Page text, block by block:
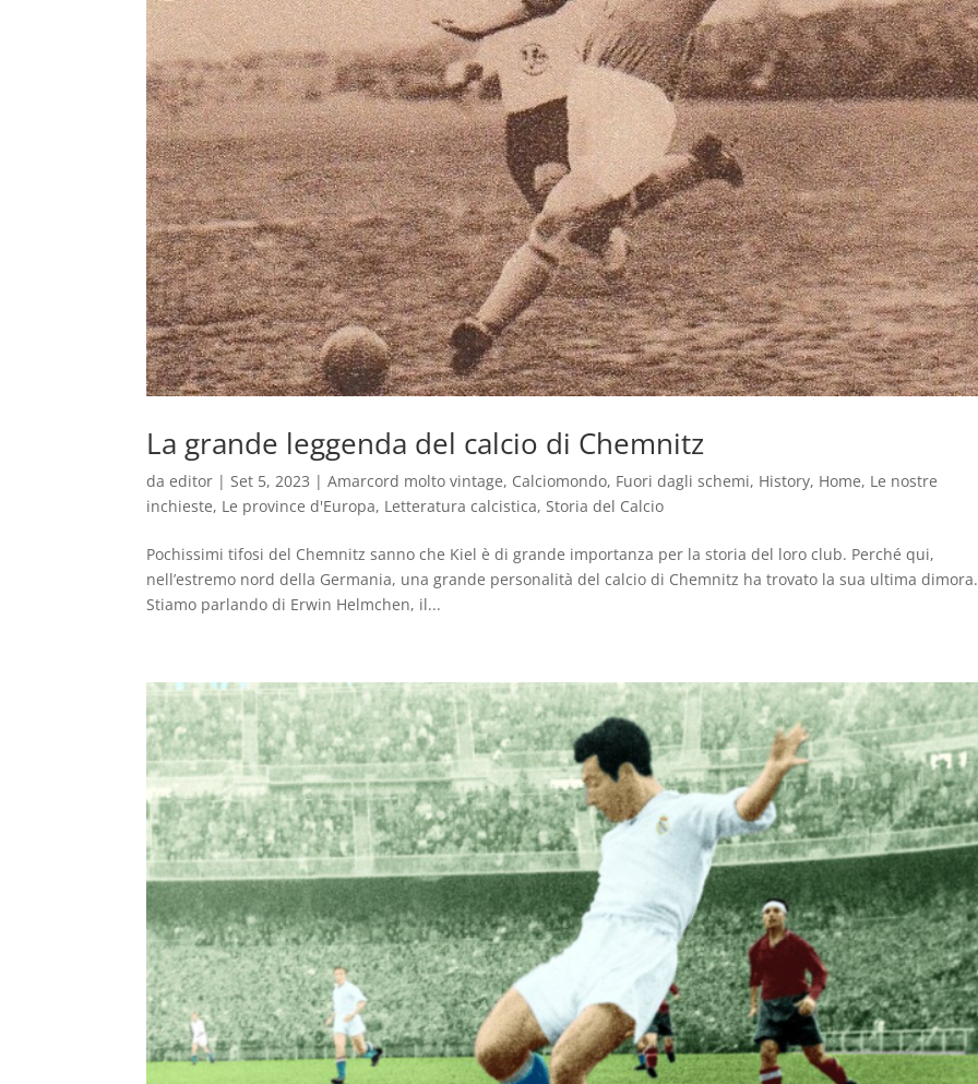
La grande leggenda del calcio di Chemnitz
daeditor | Set 5, 2023 |Amarcord molto vintage, Calciomondo, Fuori dagli schemi, History, Home, Le nostre
inchieste, Le province d'Europa, Letteratura calcistica, Storia del Calcio
Pochissimi tifosi del Chemnitz sanno che Kiel è di grande importanza per la storia del loro club. Perché qui,
nell’estremo nord della Germania, una grande personalità del calcio di Chemnitz ha trovato la sua ultima dimora.
Stiamo parlando di Erwin Helmchen, il...